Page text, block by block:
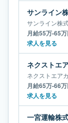
サンライン株
月給55万-65万
求人を見る
ネクストエア
月給65万-66万
求人を見る